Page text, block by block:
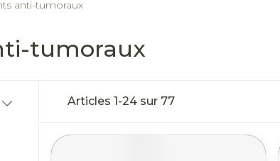
anti-tumoraux
tumoraux
Articles 1-24 sur 77